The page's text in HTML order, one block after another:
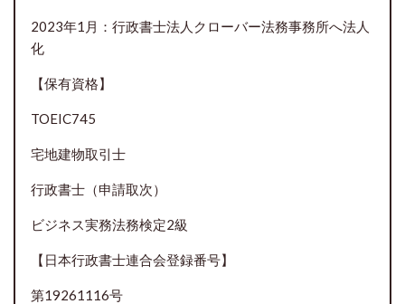
2023年1月：行政書士法人クローバー法務事務所へ法人
化
【保有資格】
TOEIC745
宅地建物取引士
行政書士（申請取次）
ビジネス実務法務検定2級
【日本行政書士連合会登録番号】
第19261116号